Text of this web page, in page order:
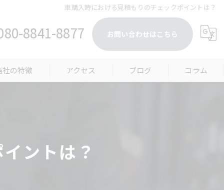
車購入時における見積もりのチェックポイントは？
8841-8877 お問い合わせはこちら
社の特徴
リーニング
アクセス ブログ コラム
ントは？